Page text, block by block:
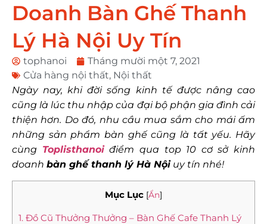
Doanh Bàn Ghế Thanh
Lý Hà Nội Uy Tín
tophanoi
Tháng mười một 7, 2021
Cửa hàng nội thất, Nội thất
Ngày nay, khi đời sống kinh tế được nâng cao
cũng là lúc thu nhập của đại bộ phận gia đình cải
thiện hơn. Do đó, nhu cầu mua sắm cho mái ấm
những sản phẩm bàn ghế cũng là tất yếu. Hãy
cùng Toplisthanoiđiểm qua top 10 cơ sở kinh
doanh bàn ghế thanh lý Hà Nộiuy tín nhé!
Mục Lục [Ẩn]
1. Đồ Cũ Thưởng Thưởng – Bàn Ghế Cafe Thanh Lý